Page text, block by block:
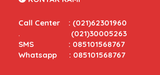
SMS : 085101568767
Whatsapp : 085101568767